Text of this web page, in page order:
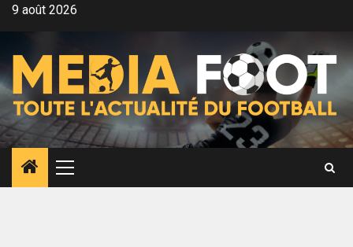
Aller9 août 2026
Menu
principal